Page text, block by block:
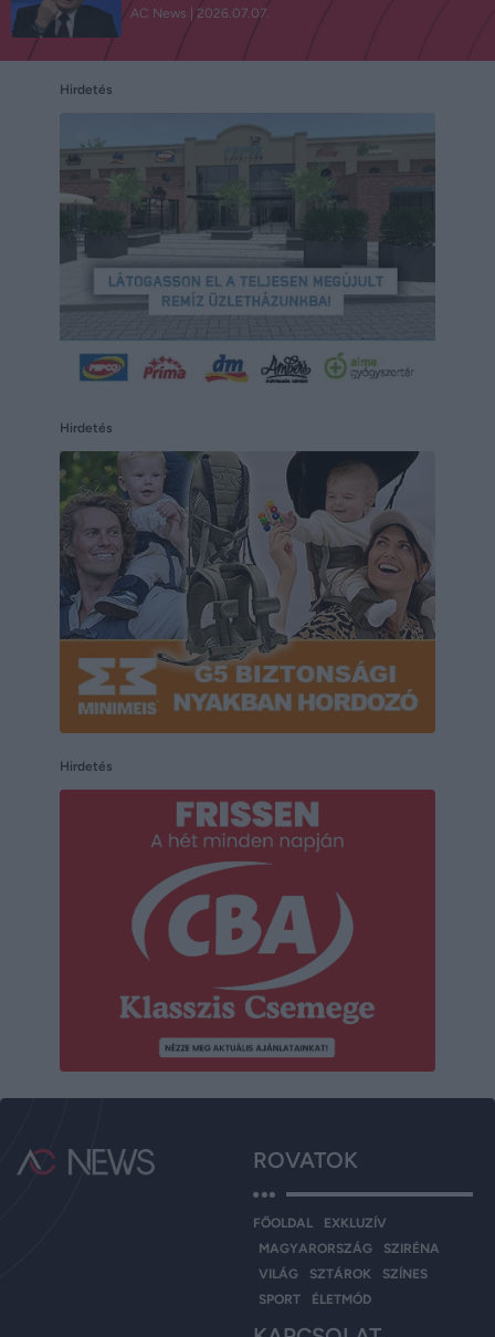
AC News 2026.07.07.
Hirdetés
Hirdetés
Hirdetés
ROVATOK
FŐOLDAL
EXKLUZÍV
MAGYARORSZÁG
SZIRÉNA
VILÁG
SZTÁROK
SZÍNES
SPORT
ÉLETMÓD